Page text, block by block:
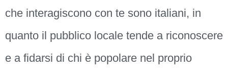
che interagiscono con te sono italiani, in
quanto il pubblico locale tende a riconoscere
e a fidarsi di chi è popolare nel proprio